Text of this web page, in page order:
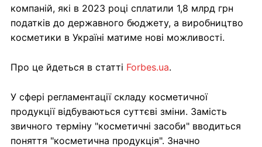
компаній, які в 2023 році сплатили 1,8 млрд грн
податків до державного бюджету, а виробництво
косметики в Україні матиме нові можливості.
Про це йдеться в статті Forbes.ua.
У сфері регламентації складу косметичної
продукції відбуваються суттєві зміни. Замість
звичного терміну "косметичні засоби" вводиться
поняття "косметична продукція". Значно